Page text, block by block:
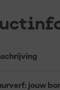
jouw